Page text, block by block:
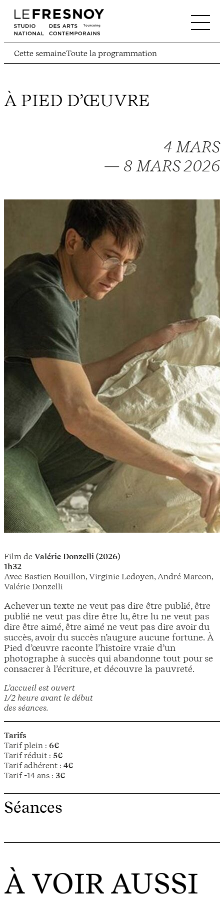
Cette semaineToute la programmation
À PIED D’ŒUVRE
4 MARS
— 8 MARS 2026
L’accueil est ouvert
1/2 heure avant le début
des séances.
Tarifs
Tarif plein : 6€
Tarif réduit : 5€
Tarif adhérent : 4€
Tarif -14 ans : 3€
Film de Valérie Donzelli (2026)
1h32
Avec Bastien Bouillon, Virginie Ledoyen, André Marcon,
Valérie Donzelli
Achever un texte ne veut pas dire être publié, être
publié ne veut pas dire être lu, être lu ne veut pas
dire être aimé, être aimé ne veut pas dire avoir du
succès, avoir du succès n’augure aucune fortune. À
Pied d’œuvre raconte l’histoire vraie d’un
photographe à succès qui abandonne tout pour se
consacrer à l’écriture, et découvre la pauvreté.
Séances
À VOIR AUSSI